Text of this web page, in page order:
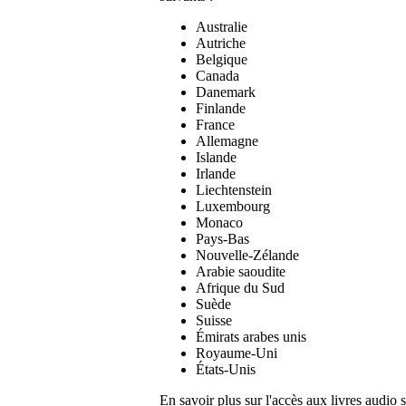
Australie
Autriche
Belgique
Canada
Danemark
Finlande
France
Allemagne
Islande
Irlande
Liechtenstein
Luxembourg
Monaco
Pays-Bas
Nouvelle-Zélande
Arabie saoudite
Afrique du Sud
Suède
Suisse
Émirats arabes unis
Royaume-Uni
États-Unis
En savoir plus sur l'accès aux livres audio